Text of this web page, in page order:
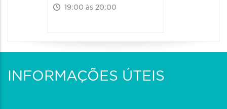
19:00 às 20:00
INFORMAÇÕES ÚTEIS